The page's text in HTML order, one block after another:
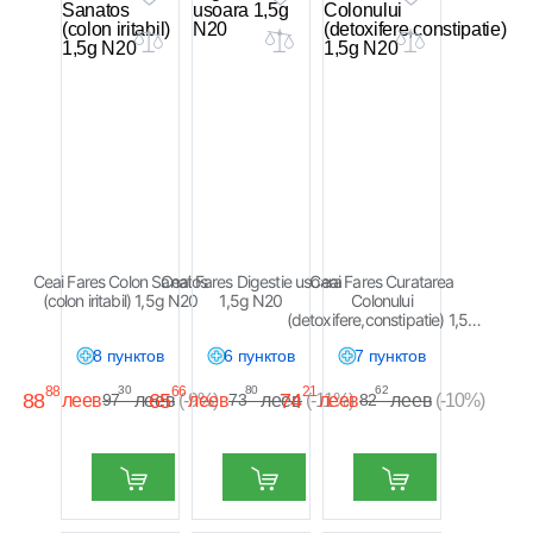
Ceai Fares Colon Sanatos
(colon iritabil) 1,5g N20
8 пунктов
8888 леев97
30
леев(-9%)
Ceai Fares Digestie usoara
1,5g N20
6 пунктов
6566леев73
80
леев(-11%)
Ceai Fares Curatarea
Colonului
(detoxifere,constipatie) 1,5g
7 пунктов
7421 леев82
62
леев (-10%)